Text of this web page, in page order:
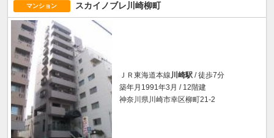
マンション スカイノブレ川崎柳町
ＪＲ東海道本線川崎駅 / 徒歩7分
築年月1991年3月 / 12階建
神奈川県川崎市幸区柳町21-2